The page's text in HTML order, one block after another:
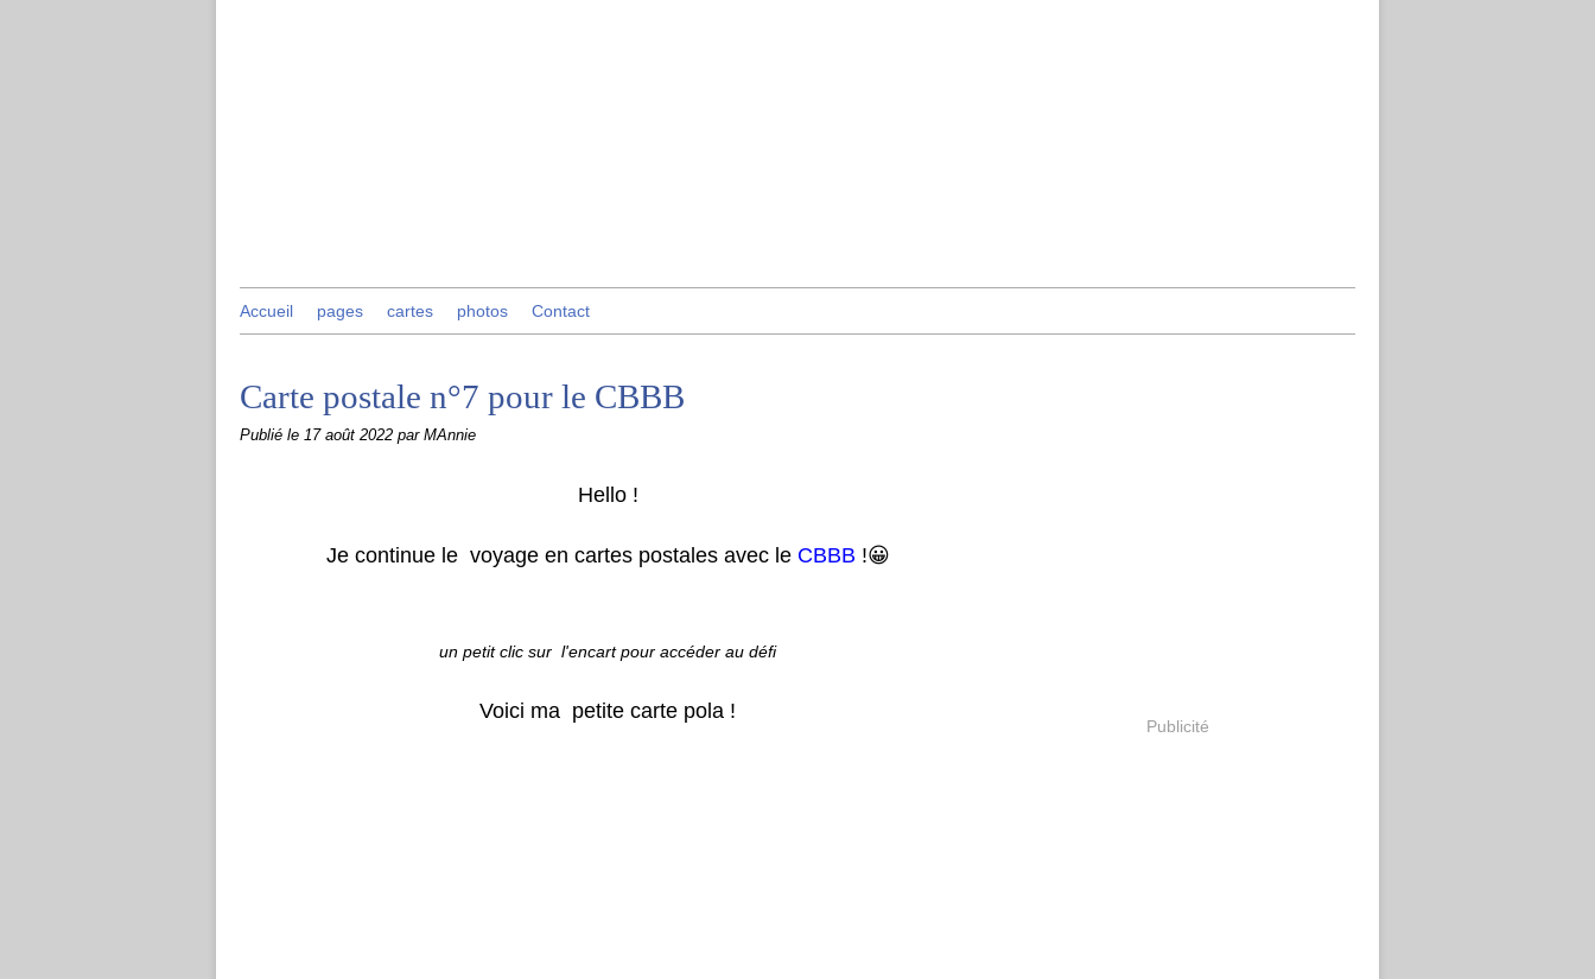
Accueil pages cartes photos Contact
Carte postale n°7 pour le CBBB
Publié le 17 août 2022 par MAnnie
Hello !
Je continue le voyage en cartes postales avec le CBBB !😀
un petit clic sur l'encart pour accéder au défi
Voici ma petite carte pola !
Publicité